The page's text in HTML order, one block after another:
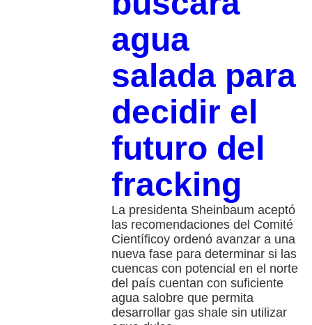
agua
salada para
decidir el
futuro del
fracking
La presidenta Sheinbaum aceptó
las recomendaciones del Comité
Científicoy ordenó avanzar a una
nueva fase para determinar si las
cuencas con potencial en el norte
del país cuentan con suficiente
agua salobre que permita
desarrollar gas shale sin utilizar